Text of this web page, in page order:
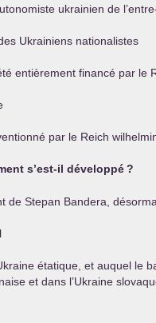
ukrainien de
Ukrainiens nationalistes
entièrement financé par le
par le Reich
s’est-il développé?
de Stepan Bandera,
étatique, et auquel le
et dans l’Ukraine